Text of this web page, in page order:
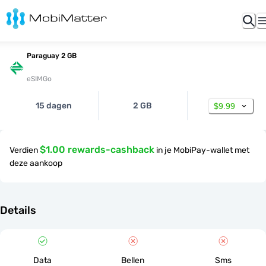
Paraguay 2 GB
eSIMGo
15 dagen 2 GB $9.99
Verdien$1.00 rewards-cashback in je MobiPay-wallet met
deze aankoop
Details
Data Bellen Sms